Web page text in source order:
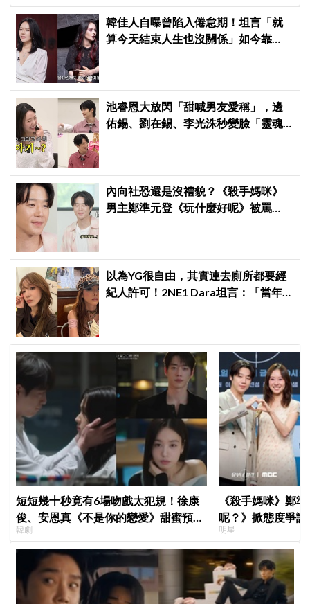
韓佳人自曝曾陷入倦怠期！坦言「就
算今天結束人生也沒關係」如今靠
池睿恩大放閃「甜喊男友愛稱」，邊
佑錫、劉在錫、李光洙秒變臉「靈魂
內向社恐還是沒禮貌？《殺手媽咪》
男主鄭準元登《玩什麼好呢》被罵
以為YG很自由，其實連去廁所都要經
紀人許可！2NE1 Dara坦言：「當年
短短幾十秒竟有6場吻戲太犯規！徐康
俊、安恩真《不是你的戀愛》甜蜜預告
公開，網友直呼：太期待了！
韓劇
《殺手媽咪》鄭
呢？》掀態度爭
真的吐了」心疼
明星